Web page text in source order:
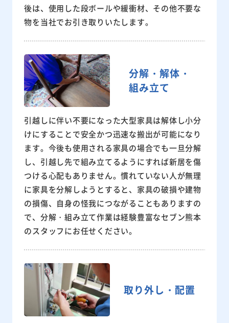
後は、使用した段ボールや緩衝材、その他不要な
物を当社でお引き取りいたします。
分解・解体・
組み立て
引越しに伴い不要になった大型家具は解体し小分
けにすることで安全かつ迅速な搬出が可能になり
ます。今後も使用される家具の場合でも一旦分解
し、引越し先で組み立てるようにすれば新居を傷
つける心配もありません。慣れていない人が無理
に家具を分解しようとすると、家具の破損や建物
の損傷、自身の怪我につながることもありますの
で、分解・組み立て作業は経験豊富なセブン熊本
のスタッフにお任せください。
取り外し・配置